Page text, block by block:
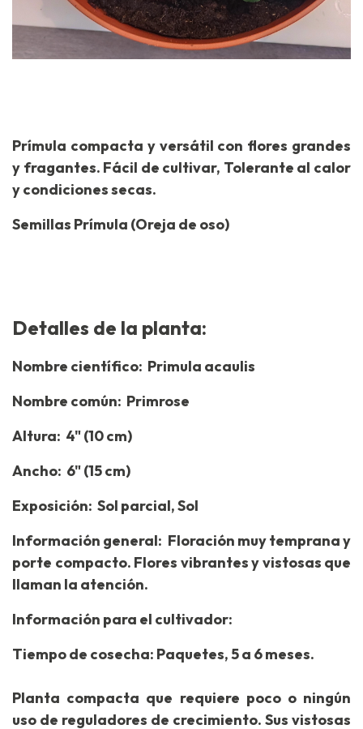
Prímula compacta y versátil con flores grandes
y fragantes. Fácil de cultivar, Tolerante al calor
y condiciones secas.
Semillas Prímula (Oreja de oso)
Detalles de la planta:
Nombre científico: Primula acaulis
Nombre común: Primrose
Altura: 4" (10 cm)
Ancho: 6" (15 cm)
Exposición: Sol parcial, Sol
Información general: Floración muy temprana y
porte compacto. Flores vibrantes y vistosas que
llaman la atención.
Información para el cultivador:
Tiempo de cosecha: Paquetes, 5 a 6 meses.
Planta compacta que requiere poco o ningún
uso de reguladores de crecimiento. Sus vistosas